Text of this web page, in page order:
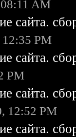
AM
сайта.
PM
сайта.
PM
сайта.
12:52 PM
сайта.